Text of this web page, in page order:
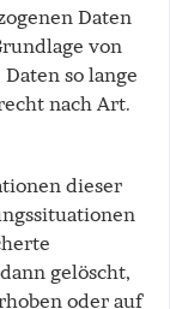
Daten
von
so lange
nach Art.
dieser
gelöscht,
oder auf